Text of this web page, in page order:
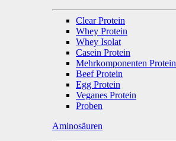
Clear Protein
Whey Protein
Whey Isolat
Casein Protein
Mehrkomponenten Protein
Beef Protein
Egg Protein
Veganes Protein
Proben
Aminosäuren